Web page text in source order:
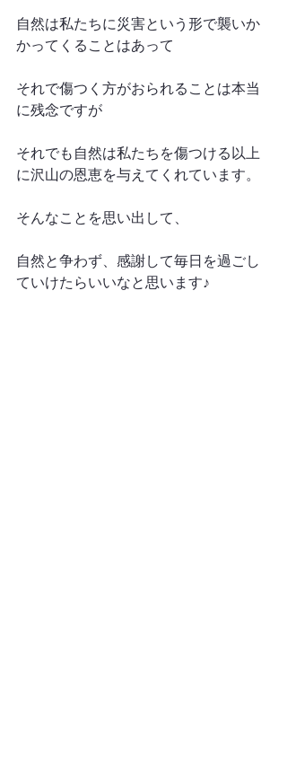
自然は私たちに災害という形で襲いか
かってくることはあって
それで傷つく方がおられることは本当
に残念ですが
それでも自然は私たちを傷つける以上
に沢山の恩恵を与えてくれています。
そんなことを思い出して、
自然と争わず、感謝して毎日を過ごし
ていけたらいいなと思います♪